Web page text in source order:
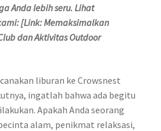
Anda lebih seru. Lihat
[Link: Memaksimalkan
dan Aktivitas Outdoor
liburan ke Crowsnest
ingatlah bahwa ada begitu
Apakah Anda seorang
alam, penikmat relaksasi,